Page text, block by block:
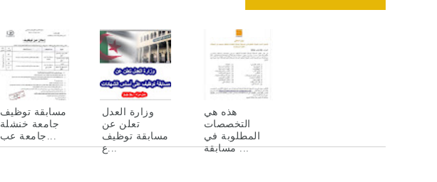
مسابقة توظيف
جامعة خنشلة
جامعة عب...
وزارة العدل
تعلن عن
مسابقة توظيف
ع...
هذه هي
التخصصات
المطلوبة في
مسابقة ...